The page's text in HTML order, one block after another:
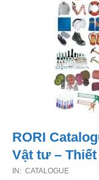
RORI
Vật tư –
2023-
IN: CATALOGUE